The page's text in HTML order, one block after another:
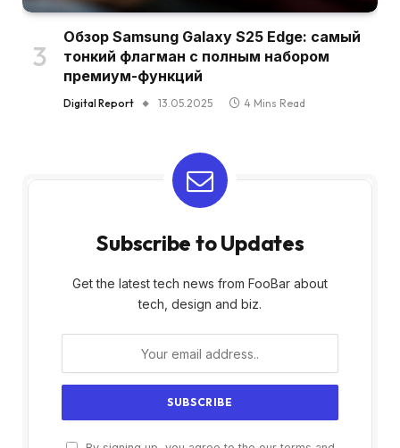
Обзор Samsung Galaxy S25 Edge: самый
тонкий флагман с полным набором
премиум-функций
Digital Report 13.05.2025 4 Mins Read
Subscribe to Updates
Get the latest tech news from FooBar about
tech, design and biz.